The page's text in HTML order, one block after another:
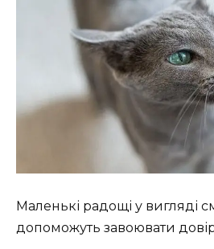
Маленькі радощі у вигляді
допоможуть завоювати